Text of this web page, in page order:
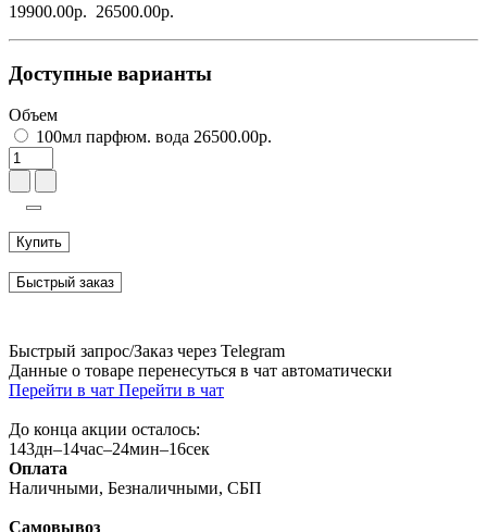
19900.00р. 26500.00р.
Доступные варианты
Объем
100мл парфюм. вода 26500.00р.
Купить
Быстрый заказ
Быстрый запрос/Заказ через Telegram
Данные о товаре перенесуться в чат автоматически
Перейти в чат Перейти в чат
До конца акции осталось:
143дн–14час–24мин–15сек
Оплата
Наличными, Безналичными, СБП
Самовывоз